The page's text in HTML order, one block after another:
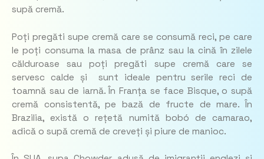
supă cremă.
Poți pregăti supe cremă care se consumă reci, pe care
le poți consuma la masa de prânz sau la cină în zilele
călduroase sau poți pregăti supe cremă care se
servesc calde și sunt ideale pentru serile reci de
toamnă sau de iarnă. În Franța se face Bisque, o supă
cremă consistentă, pe bază de fructe de mare. În
Brazilia, există o rețetă numită bobó de camarao,
adică o supă cremă de creveți și piure de manioc.